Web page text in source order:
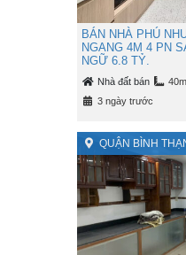
BÁN NHÀ PHÚ
NGANG 4M 4 PN
NGỮ 6.8 TỶ.
Nhà đất bán 40m
3 ngày trước
QUẬN BÌNH